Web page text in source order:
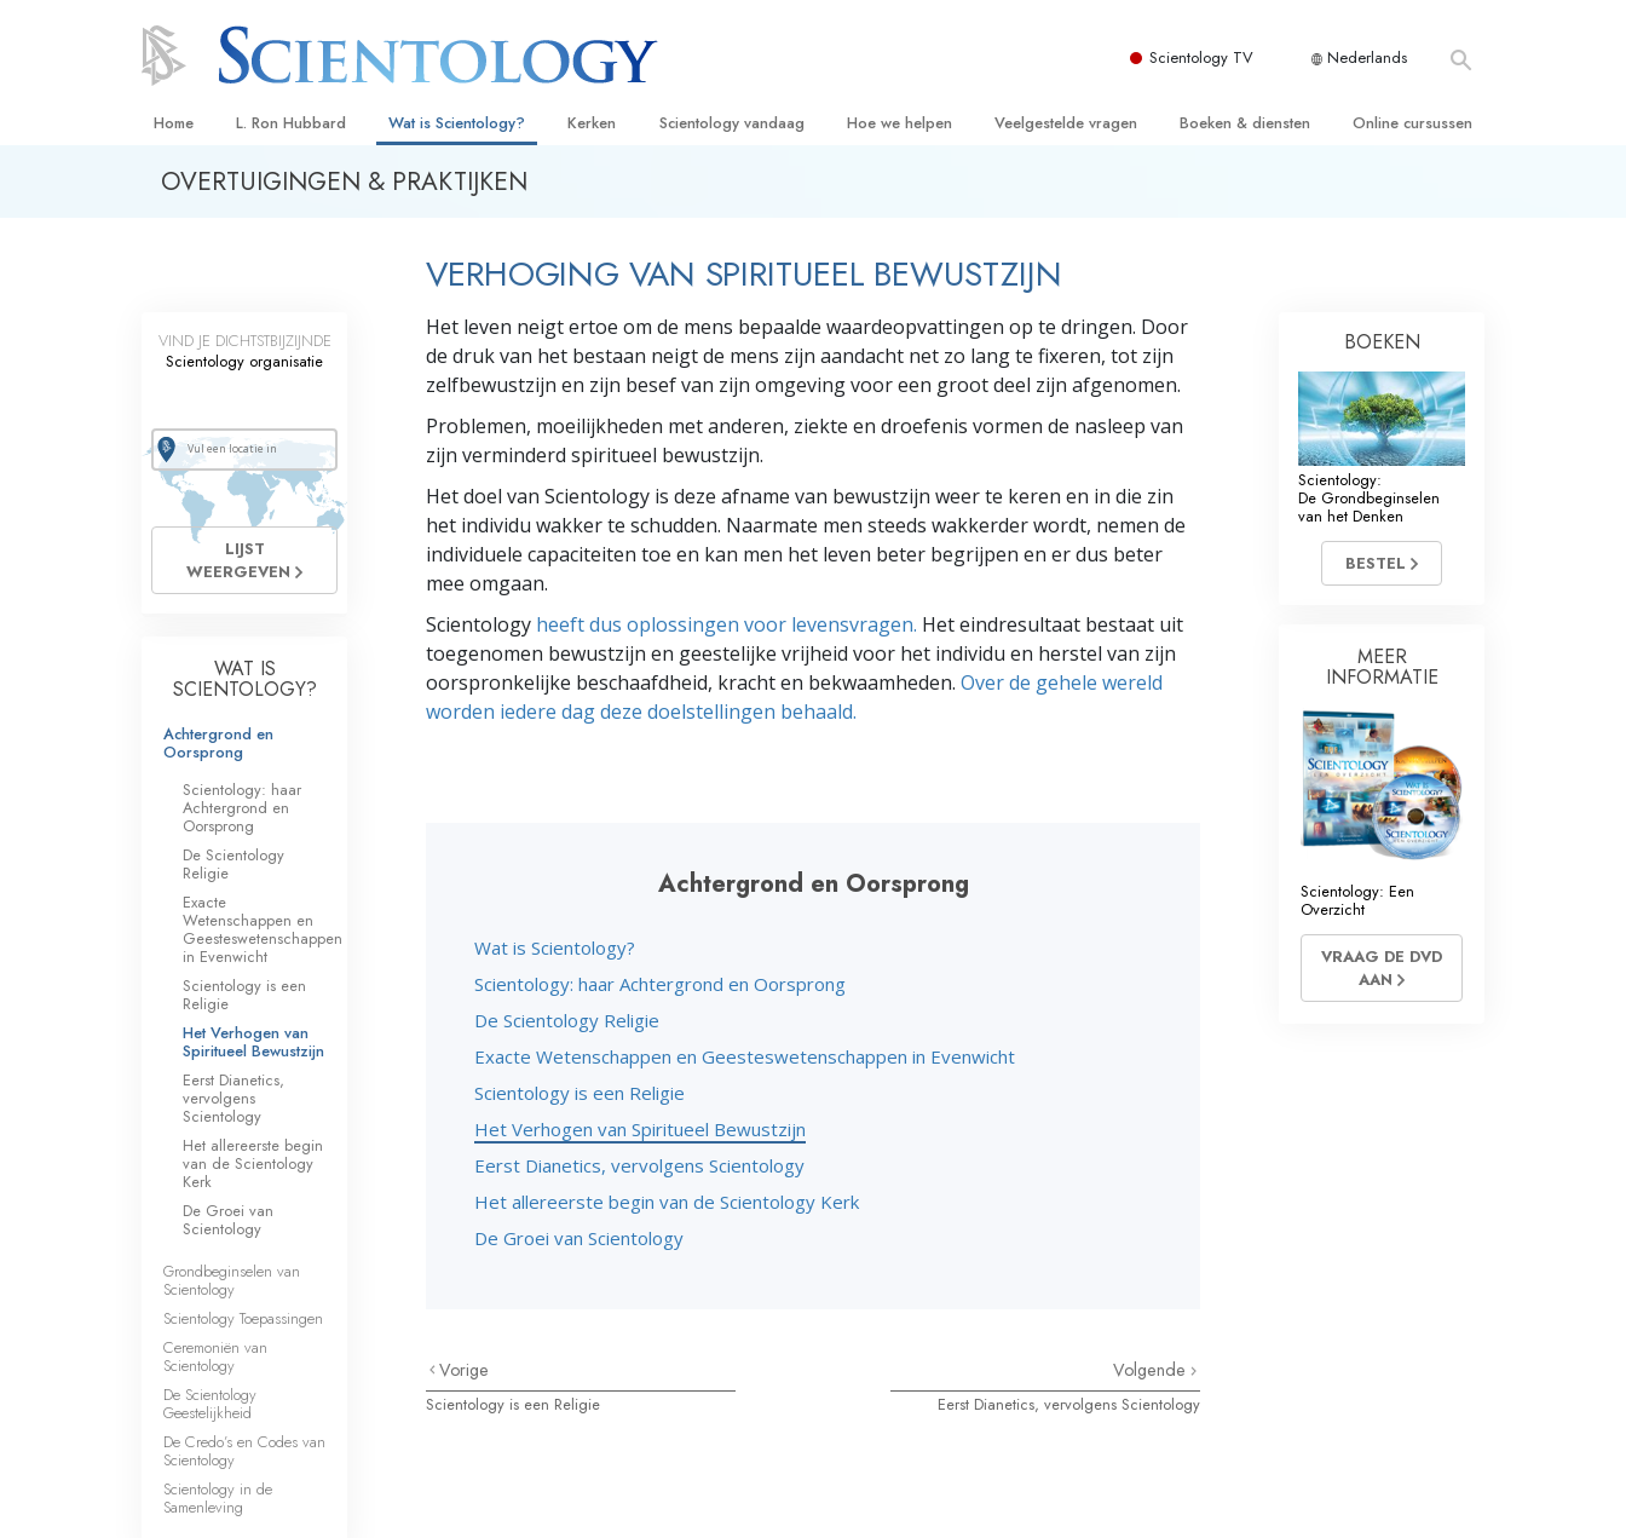
Scientology TV Nederlands
Home L. Ron Hubbard Wat is Scientology?
Overtuigingen & Praktijken
Wat scientologen zeggen over
Maak kennis met een scientoloog
Binnen in een Kerk
De Grondbeginselen van Scientology
Een Inleiding tot Dianetics
Liefde en Haat –
Wat is Grootheid?
Kerken
Hogere Organisaties
Flag Land Base
Freewinds
Scientology beschikbaar maken voor de
hele wereld
Scientology vandaag
David Miscavige – Kerkelijk Leider van
Hoe we helpen
Criminon
Narconon
De Feiten over Drugs
United for Human Rights
Scientology Volunteer Ministers
Veelgestelde vragen
De organisatie van Scientology
Boeken & diensten
Introductielezingen
Introductiefilms
Diensten voor beginners
Online cursussen
Oplossingen voor een Gevaarlijke
Assisten voor Ziektes en Verwondingen
Integriteit en Eerlijkheid
De Toonschaal van Emoties
Oplossingen voor het Drugsprobleem
Hulpmiddelen bij het Dagelijks Werk
Ethiek en de Condities
De Oorzaak van Onderdrukking
Feitenonderzoek
Taakstellingen en Doelen
OVERTUIGINGEN & PRAKTIJKEN
VERHOGING VAN SPIRITUEEL BEWUSTZIJN
Het leven neigt ertoe om de mens bepaalde waardeopvattingen op te dringen. Door
de druk van het bestaan neigt de mens zijn aandacht net zo lang te fixeren, tot zijn
zelfbewustzijn en zijn besef van zijn omgeving voor een groot deel zijn afgenomen.
Problemen, moeilijkheden met anderen, ziekte en droefenis vormen de nasleep van
zijn verminderd spiritueel bewustzijn.
Het doel van Scientology is deze afname van bewustzijn weer te keren en in die zin
het individu wakker te schudden. Naarmate men steeds wakkerder wordt, nemen de
individuele capaciteiten toe en kan men het leven beter begrijpen en er dus beter
mee omgaan.
Scientology heeft dus oplossingen voor levensvragen. Het eindresultaat bestaat uit
toegenomen bewustzijn en geestelijke vrijheid voor het individu en herstel van zijn
oorspronkelijke beschaafdheid, kracht en bekwaamheden. Over de gehele wereld
worden iedere dag deze doelstellingen behaald.
Achtergrond en Oorsprong
Wat is Scientology?
Scientology: haar Achtergrond en Oorsprong
De Scientology Religie
Exacte Wetenschappen en Geesteswetenschappen in Evenwicht
Scientology is een Religie
Het Verhogen van Spiritueel Bewustzijn
Eerst Dianetics, vervolgens Scientology
Het allereerste begin van de Scientology Kerk
De Groei van Scientology
Vorige
Scientology is een Religie
Volgende
Eerst Dianetics, vervolgens Scientology
VIND JE DICHTSTBIJZIJNDE
Scientology organisatie
LIJST
WEERGEVEN
WAT IS
SCIENTOLOGY?
Achtergrond en
Oorsprong
Scientology: haar
Achtergrond en
Oorsprong
De Scientology
Religie
Exacte
Wetenschappen en
Geesteswetenschappen
in Evenwicht
Scientology is een
Religie
Het Verhogen van
Spiritueel Bewustzijn
Eerst Dianetics,
vervolgens
Scientology
Het allereerste begin
van de Scientology
Kerk
De Groei van
Scientology
Grondbeginselen van
Scientology
Scientology Toepassingen
Ceremoniën van
Scientology
De Scientology
Geestelijkheid
De Credo’s en Codes van
Scientology
Scientology in de
Samenleving
BOEKEN
Scientology:
De Grondbeginselen
van het Denken
BESTEL
MEER
INFORMATIE
Scientology: Een
Overzicht
VRAAG DE DVD
AAN